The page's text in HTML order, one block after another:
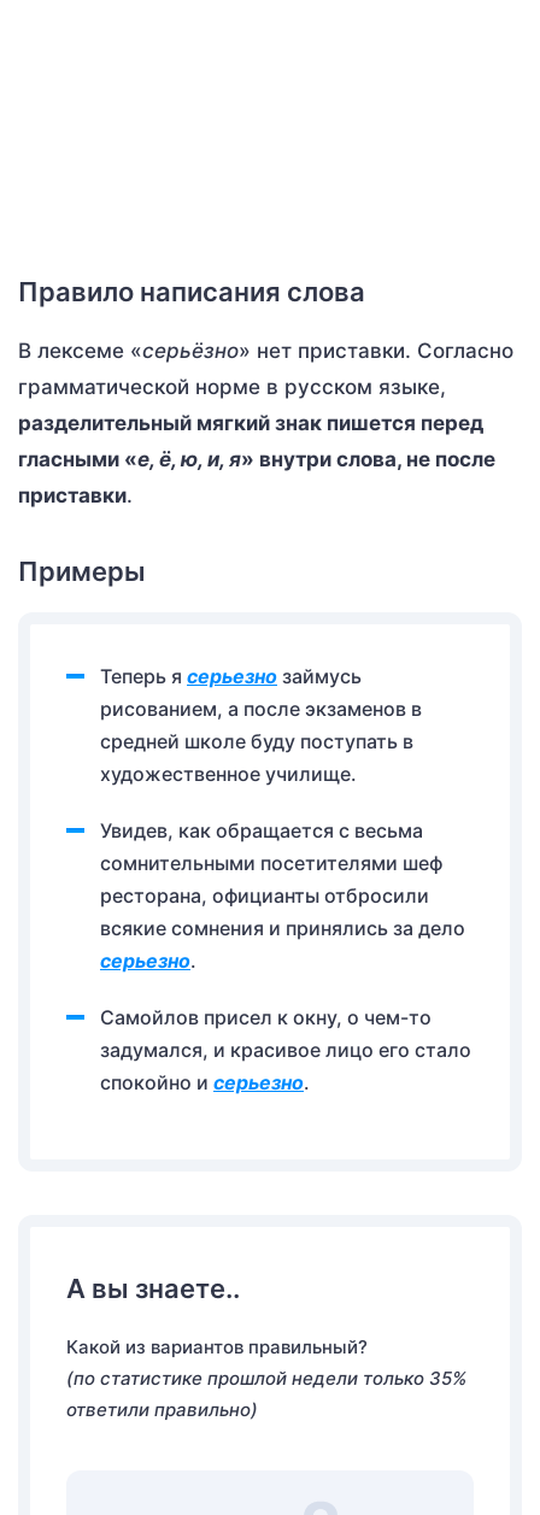
Правило написания слова
В лексеме «серьёзно» нет приставки. Согласно
грамматической норме в русском языке,
разделительный мягкий знак пишется перед
гласными «е, ё, ю, и, я» внутри слова, не после
приставки.
Примеры
Теперь я серьезно займусь
рисованием, а после экзаменов в
средней школе буду поступать в
художественное училище.
Увидев, как обращается с весьма
сомнительными посетителями шеф
ресторана, официанты отбросили
всякие сомнения и принялись за дело
серьезно.
Самойлов присел к окну, о чем-то
задумался, и красивое лицо его стало
спокойно и серьезно.
А вы знаете..
Какой из вариантов правильный?
(по статистике прошлой недели только 35%
ответили правильно)